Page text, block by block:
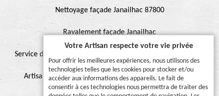
Nettoyage façade Janailhac 87800
Ravalement façade Janailhac
Service de peinture et hydrofuge de toiture Janailhac 87800
Artisan pour peinture façade, muret, toiture, boiserie,
Votre Artisan respecte votre vie privée
Pour offrir les meilleures expériences, nous utilisons des
technologies telles que les cookies pour stocker et/ou
accéder aux informations des appareils. Le fait de
consentir à ces technologies nous permettra de traiter des